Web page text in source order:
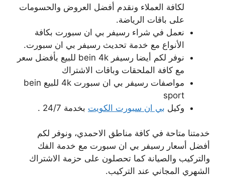
لكافة العملاء ونقدم أفضل العروض والحسومات
على باقات الرياضة.
نعمل في شراء رسيفر بي ان سبورت بكافة
الأنواع مع خدمة تحديث رسيفر بي ان سبورت.
نوفر لكم أيضا رسيفر bein 4k للبيع بأفضل سعر
مع كافة الملحقات وباقات الاشتراك
مواصفات رسيفر بي ان سبورت 4k للبيع bein
sport
وكيل بي ان سبورت الكويت بخدمة 24/7 .
خدمتنا متاحة في كافة مناطق الاحمدي، ونوفر لكم
أفضل أسعار رسيفر بي ان سبورت مع خدمة الفك
والتركيب والصيانة كما تحصلون على حزمة الاشتراك
الشهري المجاني عند التركيب.